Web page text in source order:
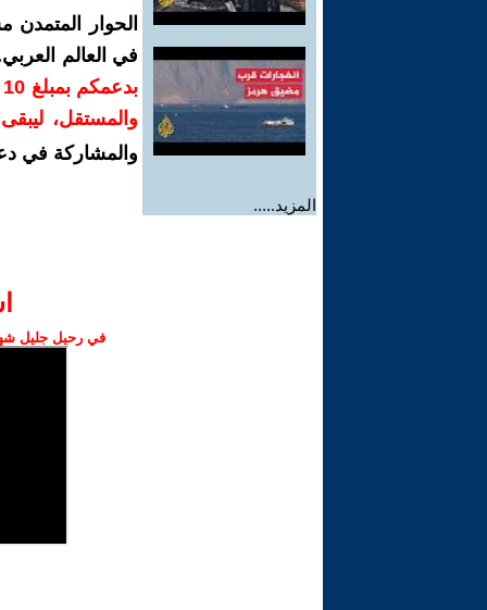
المزيد.....
الحوار
في العالم
والمستقل،
والمشاركة في
في رحيل جليل